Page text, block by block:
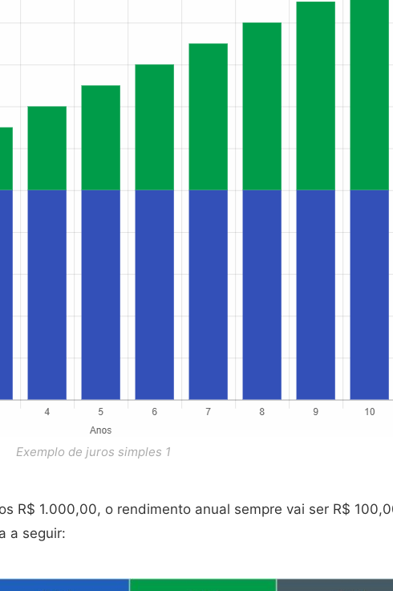
Exemplo de juros simples 1
R$ 1.000,00, o rendimento anual sempre vai ser R$
a seguir: